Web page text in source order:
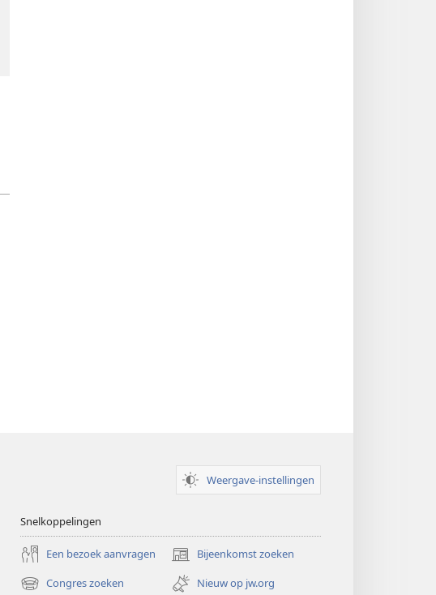
Weergave-instellingen
Snelkoppelingen
Een bezoek aanvragen Bijeenkomst zoeken
(opent
nieuw
venster)
Congres zoeken
(opent Nieuw op jw.org